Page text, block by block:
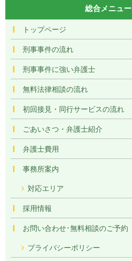
総合メニュー
トップページ
刑事事件の流れ
刑事事件に強い弁護士
無料法律相談の流れ
初回接見・同行サービスの流れ
ごあいさつ・弁護士紹介
弁護士費用
事務所案内
対応エリア
採用情報
お問い合わせ･無料相談のご予約
プライバシーポリシー